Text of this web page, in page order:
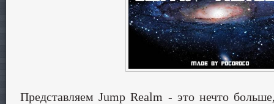
Представляем Jump Realm - это нечто